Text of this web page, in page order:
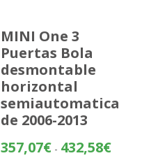
MINI One 3
Puertas Bola
desmontable
horizontal
semiautomatica
de 2006-2013
357,07€ - 432,58€Rango